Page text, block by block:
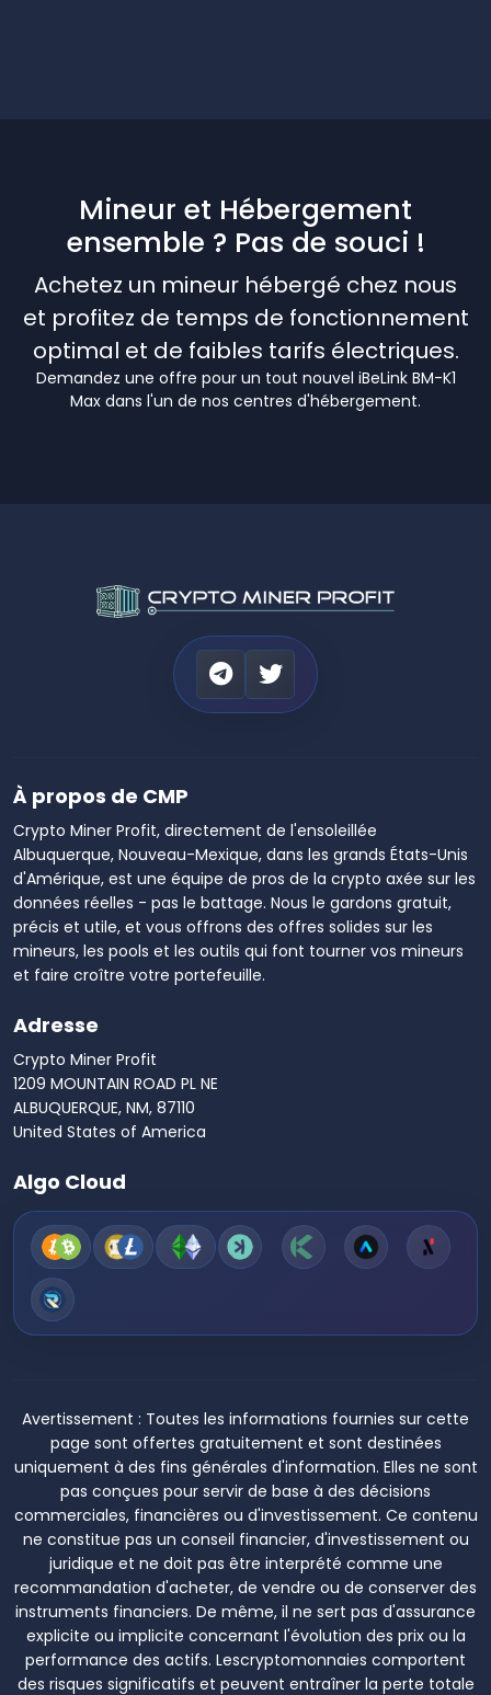
Mineur et Hébergement
ensemble ? Pas de souci !
Achetez un mineur hébergé chez nous
et profitez de temps de fonctionnement
optimal et de faibles tarifs électriques.
Demandez une offre pour un tout nouvel iBeLink BM-K1
Max dans l'un de nos centres d'hébergement.
À propos de CMP
Crypto Miner Profit, directement de l'ensoleillée
Albuquerque, Nouveau-Mexique, dans les grands États-Unis
d'Amérique, est une équipe de pros de la crypto axée sur les
données réelles - pas le battage. Nous le gardons gratuit,
précis et utile, et vous offrons des offres solides sur les
mineurs, les pools et les outils qui font tourner vos mineurs
et faire croître votre portefeuille.
Adresse
Crypto Miner Profit
1209 MOUNTAIN ROAD PL NE
ALBUQUERQUE, NM, 87110
United States of America
Algo Cloud
Avertissement : Toutes les informations fournies sur cette
page sont offertes gratuitement et sont destinées
uniquement à des fins générales d'information. Elles ne sont
pas conçues pour servir de base à des décisions
commerciales, financières ou d'investissement. Ce contenu
ne constitue pas un conseil financier, d'investissement ou
juridique et ne doit pas être interprété comme une
recommandation d'acheter, de vendre ou de conserver des
instruments financiers. De même, il ne sert pas d'assurance
explicite ou implicite concernant l'évolution des prix ou la
performance des actifs. Lescryptomonnaies comportent
des risques significatifs et peuvent entraîner la perte totale